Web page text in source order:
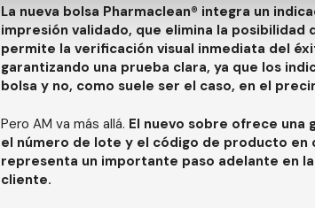
La nueva bolsa Pharmaclean® integra un
impresión validado, que elimina la posibilidad
permite la verificación visual inmediata del
garantizando una prueba clara, ya que los
bolsa y no, como suele ser el caso, en el
Pero AM va más allá. El nuevo sobre ofrece una
el número de lote y el código de producto
representa un importante paso adelante en
cliente.